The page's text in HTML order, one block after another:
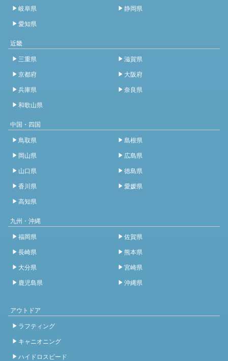
岐阜県
静岡県
愛知県
近畿
三重県
滋賀県
京都府
大阪府
兵庫県
奈良県
和歌山県
中国・四国
鳥取県
島根県
岡山県
広島県
山口県
徳島県
香川県
愛媛県
高知県
九州・沖縄
福岡県
佐賀県
長崎県
熊本県
大分県
宮崎県
鹿児島県
沖縄県
アウトドア
ラフティング
キャニオニング
ハイドロスピード